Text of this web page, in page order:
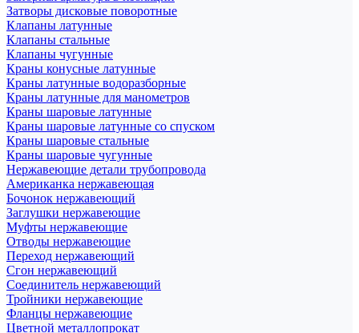
Затворы дисковые поворотные
Клапаны латунные
Клапаны стальные
Клапаны чугунные
Краны конусные латунные
Краны латунные водоразборные
Краны латунные для манометров
Краны шаровые латунные
Краны шаровые латунные со спуском
Краны шаровые стальные
Краны шаровые чугунные
Нержавеющие детали трубопровода
Американка нержавеющая
Бочонок нержавеющий
Заглушки нержавеющие
Муфты нержавеющие
Отводы нержавеющие
Переход нержавеющий
Сгон нержавеющий
Соединитель нержавеющий
Тройники нержавеющие
Фланцы нержавеющие
Цветной металлопрокат